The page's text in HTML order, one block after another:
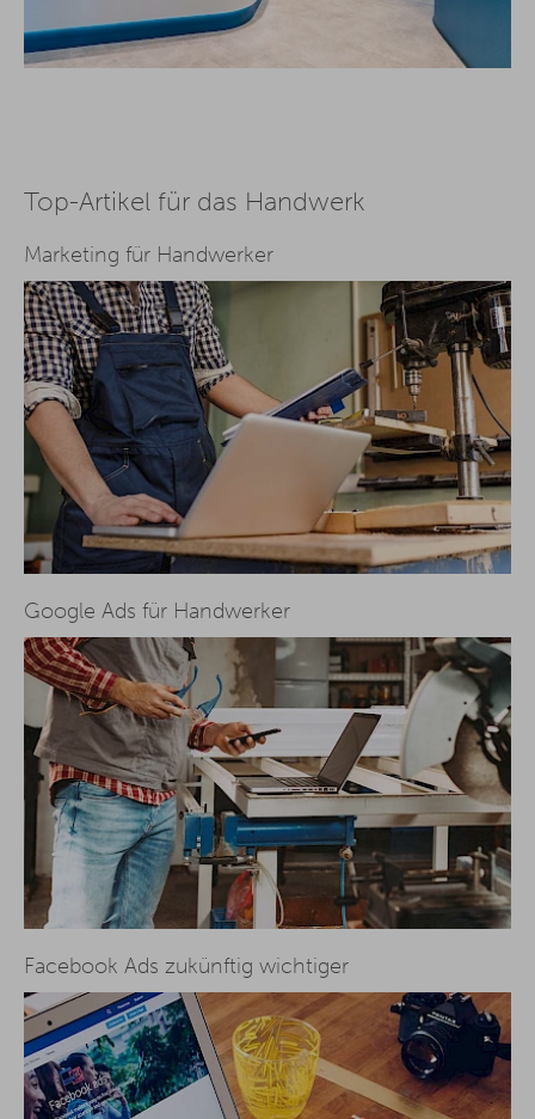
Top-Artikel für das Handwerk
Marketing für Handwerker
Google Ads für Handwerker
Facebook Ads zukünftig wichtiger